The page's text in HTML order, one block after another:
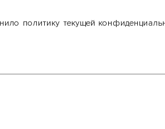
политику текущей